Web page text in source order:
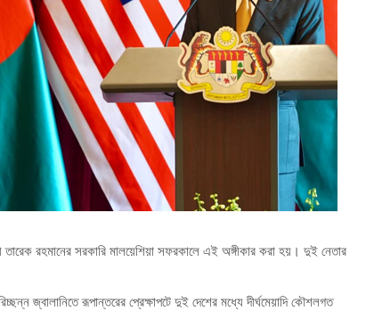
তারেক রহমানের সরকারি মালয়েশিয়া সফরকালে এই অঙ্গীকার করা হয়। দুই নেতার
জ্বালানিতে রূপান্তরের প্রেক্ষাপটে দুই দেশের মধ্যে দীর্ঘমেয়াদি কৌশলগত